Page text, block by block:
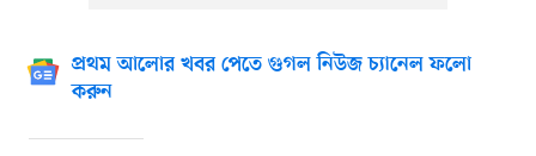
প্রথম আলোর খবর পেতে গুগল নিউজ চ্যানেল ফলো
করুন